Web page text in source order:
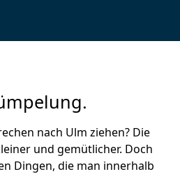
nach Ulm ziehen? Die
und gemütlicher. Doch
Dingen, die man innerhalb